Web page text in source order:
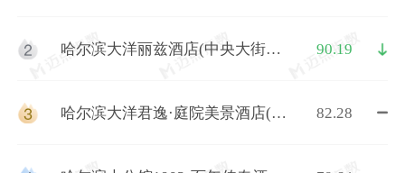
哈尔滨大洋丽兹酒店(中央大街索
90.19
哈尔滨大洋君逸·庭院美景酒店(中
82.28